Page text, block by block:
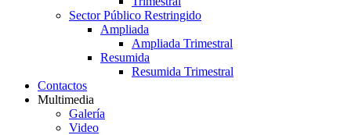
Sector Público Restringido
Ampliada
Ampliada Trimestral
Resumida
Resumida Trimestral
Contactos
Multimedia
Galería
Video